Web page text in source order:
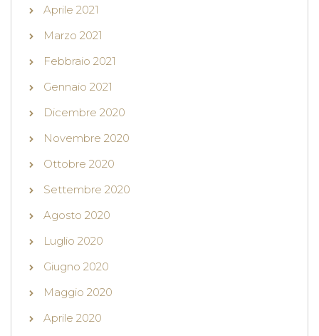
Aprile 2021
Marzo 2021
Febbraio 2021
Gennaio 2021
Dicembre 2020
Novembre 2020
Ottobre 2020
Settembre 2020
Agosto 2020
Luglio 2020
Giugno 2020
Maggio 2020
Aprile 2020